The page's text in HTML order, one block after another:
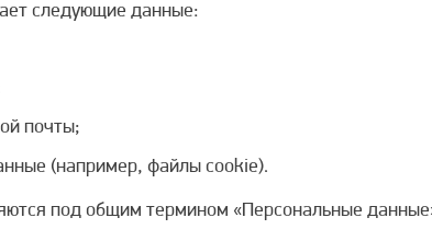
следующие данные:
почты;
(например, файлы cookie).
под общим термином «Персональные